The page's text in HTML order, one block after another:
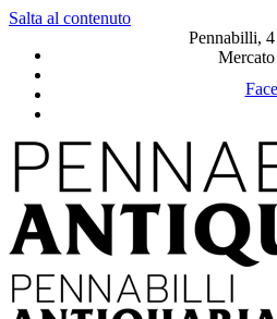
Salta al contenuto
Pennabilli,